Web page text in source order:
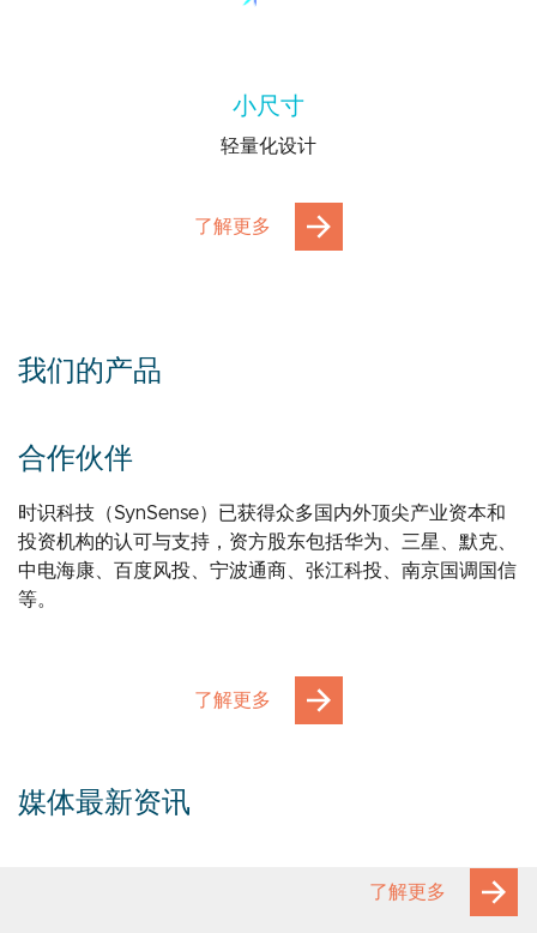
小尺寸
轻量化设计
了解更多
我们的产品
合作伙伴
时识科技（SynSense）已获得众多国内外顶尖产业资本和
投资机构的认可与支持，资方股东包括华为、三星、默克、
中电海康、百度风投、宁波通商、张江科投、南京国调国信
等。
了解更多
媒体最新资讯
了解更多